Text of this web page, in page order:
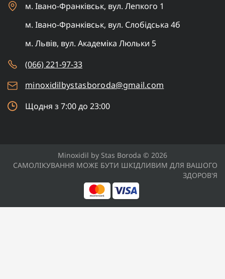
м. Івано-Франківськ, вул. Лепкого 1
м. Івано-Франківськ, вул. Слобідська 4б
м. Львів, вул. Академіка Люльки 5
(066) 221-97-33
minoxidilbystasboroda@gmail.com
Щодня з 7:00 до 23:00
Minoxidil by Stas Boroda © 2026
САМОЛІКУВАННЯ МОЖЕ БУТИ ШКІДЛИВИМ ДЛЯ ВАШОГО
ЗДОРОВ'Я